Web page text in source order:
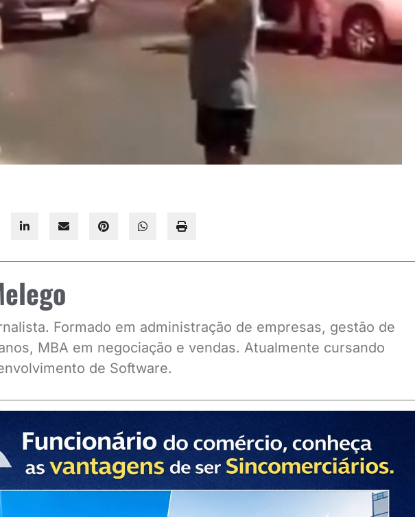
Formado em administração de empresas, gestão de
MBA em negociação e vendas. Atualmente cursando
de Software.